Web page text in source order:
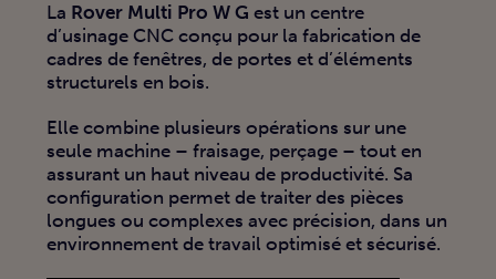
La Rover Multi Pro W G est un centre
d’usinage CNC conçu pour la fabrication de
cadres de fenêtres, de portes et d’éléments
structurels en bois.
Elle combine plusieurs opérations sur une
seule machine – fraisage, perçage – tout en
assurant un haut niveau de productivité. Sa
configuration permet de traiter des pièces
longues ou complexes avec précision, dans un
environnement de travail optimisé et sécurisé.